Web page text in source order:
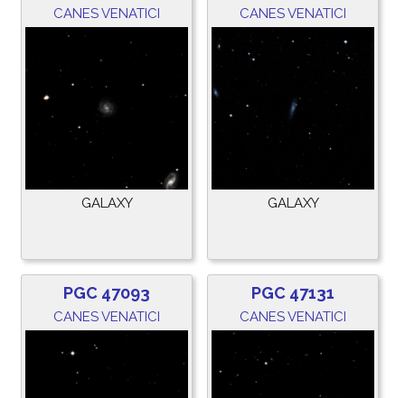
CANES VENATICI
GALAXY
CANES VENATICI
GALAXY
PGC 47093
CANES VENATICI
PGC 47131
CANES VENATICI